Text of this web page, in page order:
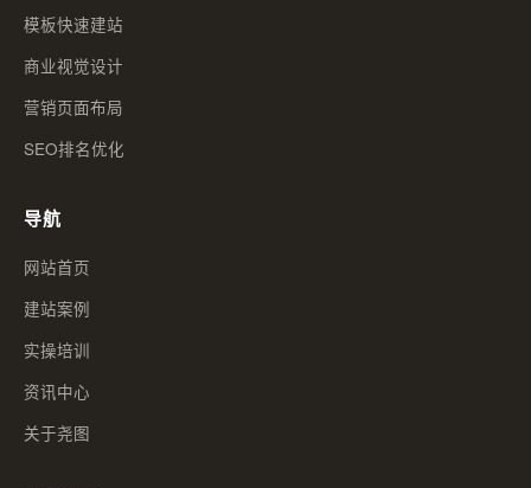
模板快速建站
商业视觉设计
营销页面布局
SEO排名优化
导航
网站首页
建站案例
实操培训
资讯中心
关于尧图